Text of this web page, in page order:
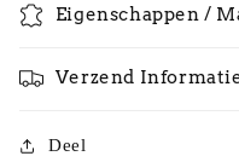
Eigenschappen /
Verzend
Deel